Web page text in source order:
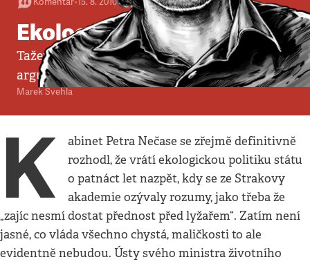
Ekologové z ODS
Tažení proti zelené energetice se opírá o podivné
argumenty
Marek Švehla
K
abinet Petra Nečase se zřejmě definitivně
rozhodl, že vrátí ekologickou politiku státu
o patnáct let nazpět, kdy se ze Strakovy
akademie ozývaly rozumy, jako třeba že
„zajíc nesmí dostat přednost před lyžařem“. Zatím není
jasné, co vláda všechno chystá, maličkosti to ale
evidentně nebudou. Ústy svého ministra životního